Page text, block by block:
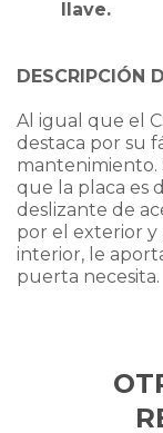
llave.
DESCRIPCIÓN
Al igual que el
destaca por su
mantenimiento.
que la placa es
deslizante de
por el exterior y
interior, le
puerta necesita.